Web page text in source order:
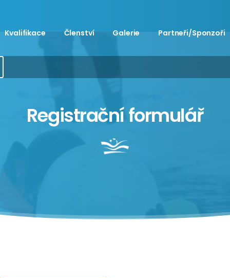
Kvalifikace Členství Galerie Partneři/Sponzoři
Registračníformulář